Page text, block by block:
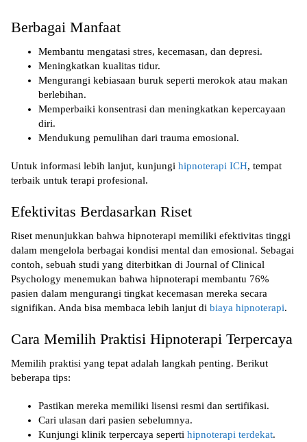
Berbagai Manfaat
Membantu mengatasi stres, kecemasan, dan depresi.
Meningkatkan kualitas tidur.
Mengurangi kebiasaan buruk seperti merokok atau makan
berlebihan.
Memperbaiki konsentrasi dan meningkatkan kepercayaan
diri.
Mendukung pemulihan dari trauma emosional.
Untuk informasi lebih lanjut, kunjungi hipnoterapi ICH, tempat
terbaik untuk terapi profesional.
Efektivitas Berdasarkan Riset
Riset menunjukkan bahwa hipnoterapi memiliki efektivitas tinggi
dalam mengelola berbagai kondisi mental dan emosional. Sebagai
contoh, sebuah studi yang diterbitkan di Journal of Clinical
Psychology menemukan bahwa hipnoterapi membantu 76%
pasien dalam mengurangi tingkat kecemasan mereka secara
signifikan. Anda bisa membaca lebih lanjut di biaya hipnoterapi.
Cara Memilih Praktisi Hipnoterapi Terpercaya
Memilih praktisi yang tepat adalah langkah penting. Berikut
beberapa tips:
Pastikan mereka memiliki lisensi resmi dan sertifikasi.
Cari ulasan dari pasien sebelumnya.
Kunjungi klinik terpercaya seperti hipnoterapi terdekat.